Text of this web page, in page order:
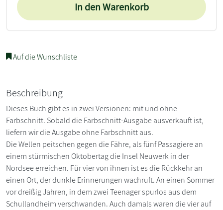
In den Warenkorb
Auf die Wunschliste
Beschreibung
Dieses Buch gibt es in zwei Versionen: mit und ohne
Farbschnitt. Sobald die Farbschnitt-Ausgabe ausverkauft ist,
liefern wir die Ausgabe ohne Farbschnitt aus.
Die Wellen peitschen gegen die Fähre, als fünf Passagiere an
einem stürmischen Oktobertag die Insel Neuwerk in der
Nordsee erreichen. Für vier von ihnen ist es die Rückkehr an
einen Ort, der dunkle Erinnerungen wachruft. An einen Sommer
vor dreißig Jahren, in dem zwei Teenager spurlos aus dem
Schullandheim verschwanden. Auch damals waren die vier auf